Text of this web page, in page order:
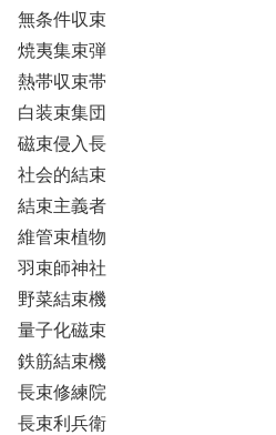
無条件収束
焼夷集束弾
熱帯収束帯
白装束集団
磁束侵入長
社会的結束
結束主義者
維管束植物
羽束師神社
野菜結束機
量子化磁束
鉄筋結束機
長束修練院
長束利兵衛